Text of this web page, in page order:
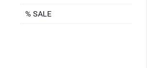
% SALE